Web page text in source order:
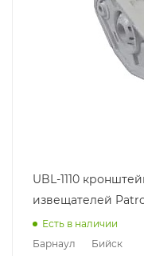
UBL-1110
извещателей
Есть в наличии
Барнаул
Бийск